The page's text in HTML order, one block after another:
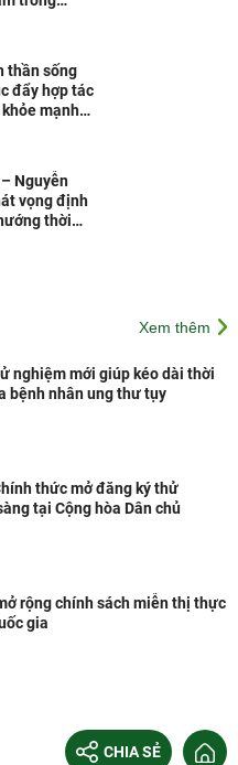
thần sống
đẩy hợp tác
mạnh
– Nguyễn
vọng định
thời
của Pháp
xuất tại Nhà
từ năm 2028
Xem thêm
nghiệm mới giúp kéo dài thời
bệnh nhân ung thư tụy
thức mở đăng ký thử
tại Cộng hòa Dân chủ
rộng chính sách miễn thị thực
gia
CHIA SẺ